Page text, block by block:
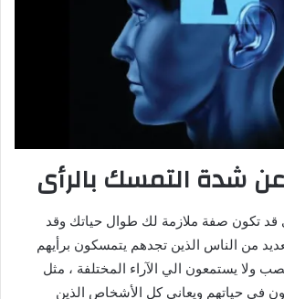
شدة التمسك بالرأى
قد تكون صفة ملازمة لك طوال حياتك وقد
من الناس الذين تجدهم يتمسكون برأيهم
ولا يستمعون الي الآراء المختلفة ، مثل
في حياتهم ويعاني كل الأشخاص الذين